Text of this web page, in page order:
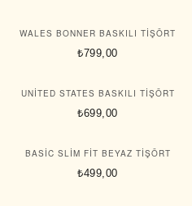
WALES BONNER BASKILI TIŞÖRT
₺799,00
UNITED STATES BASKILI TIŞÖRT
₺699,00
BASIC SLIM FIT BEYAZ TIŞÖRT
₺499,00